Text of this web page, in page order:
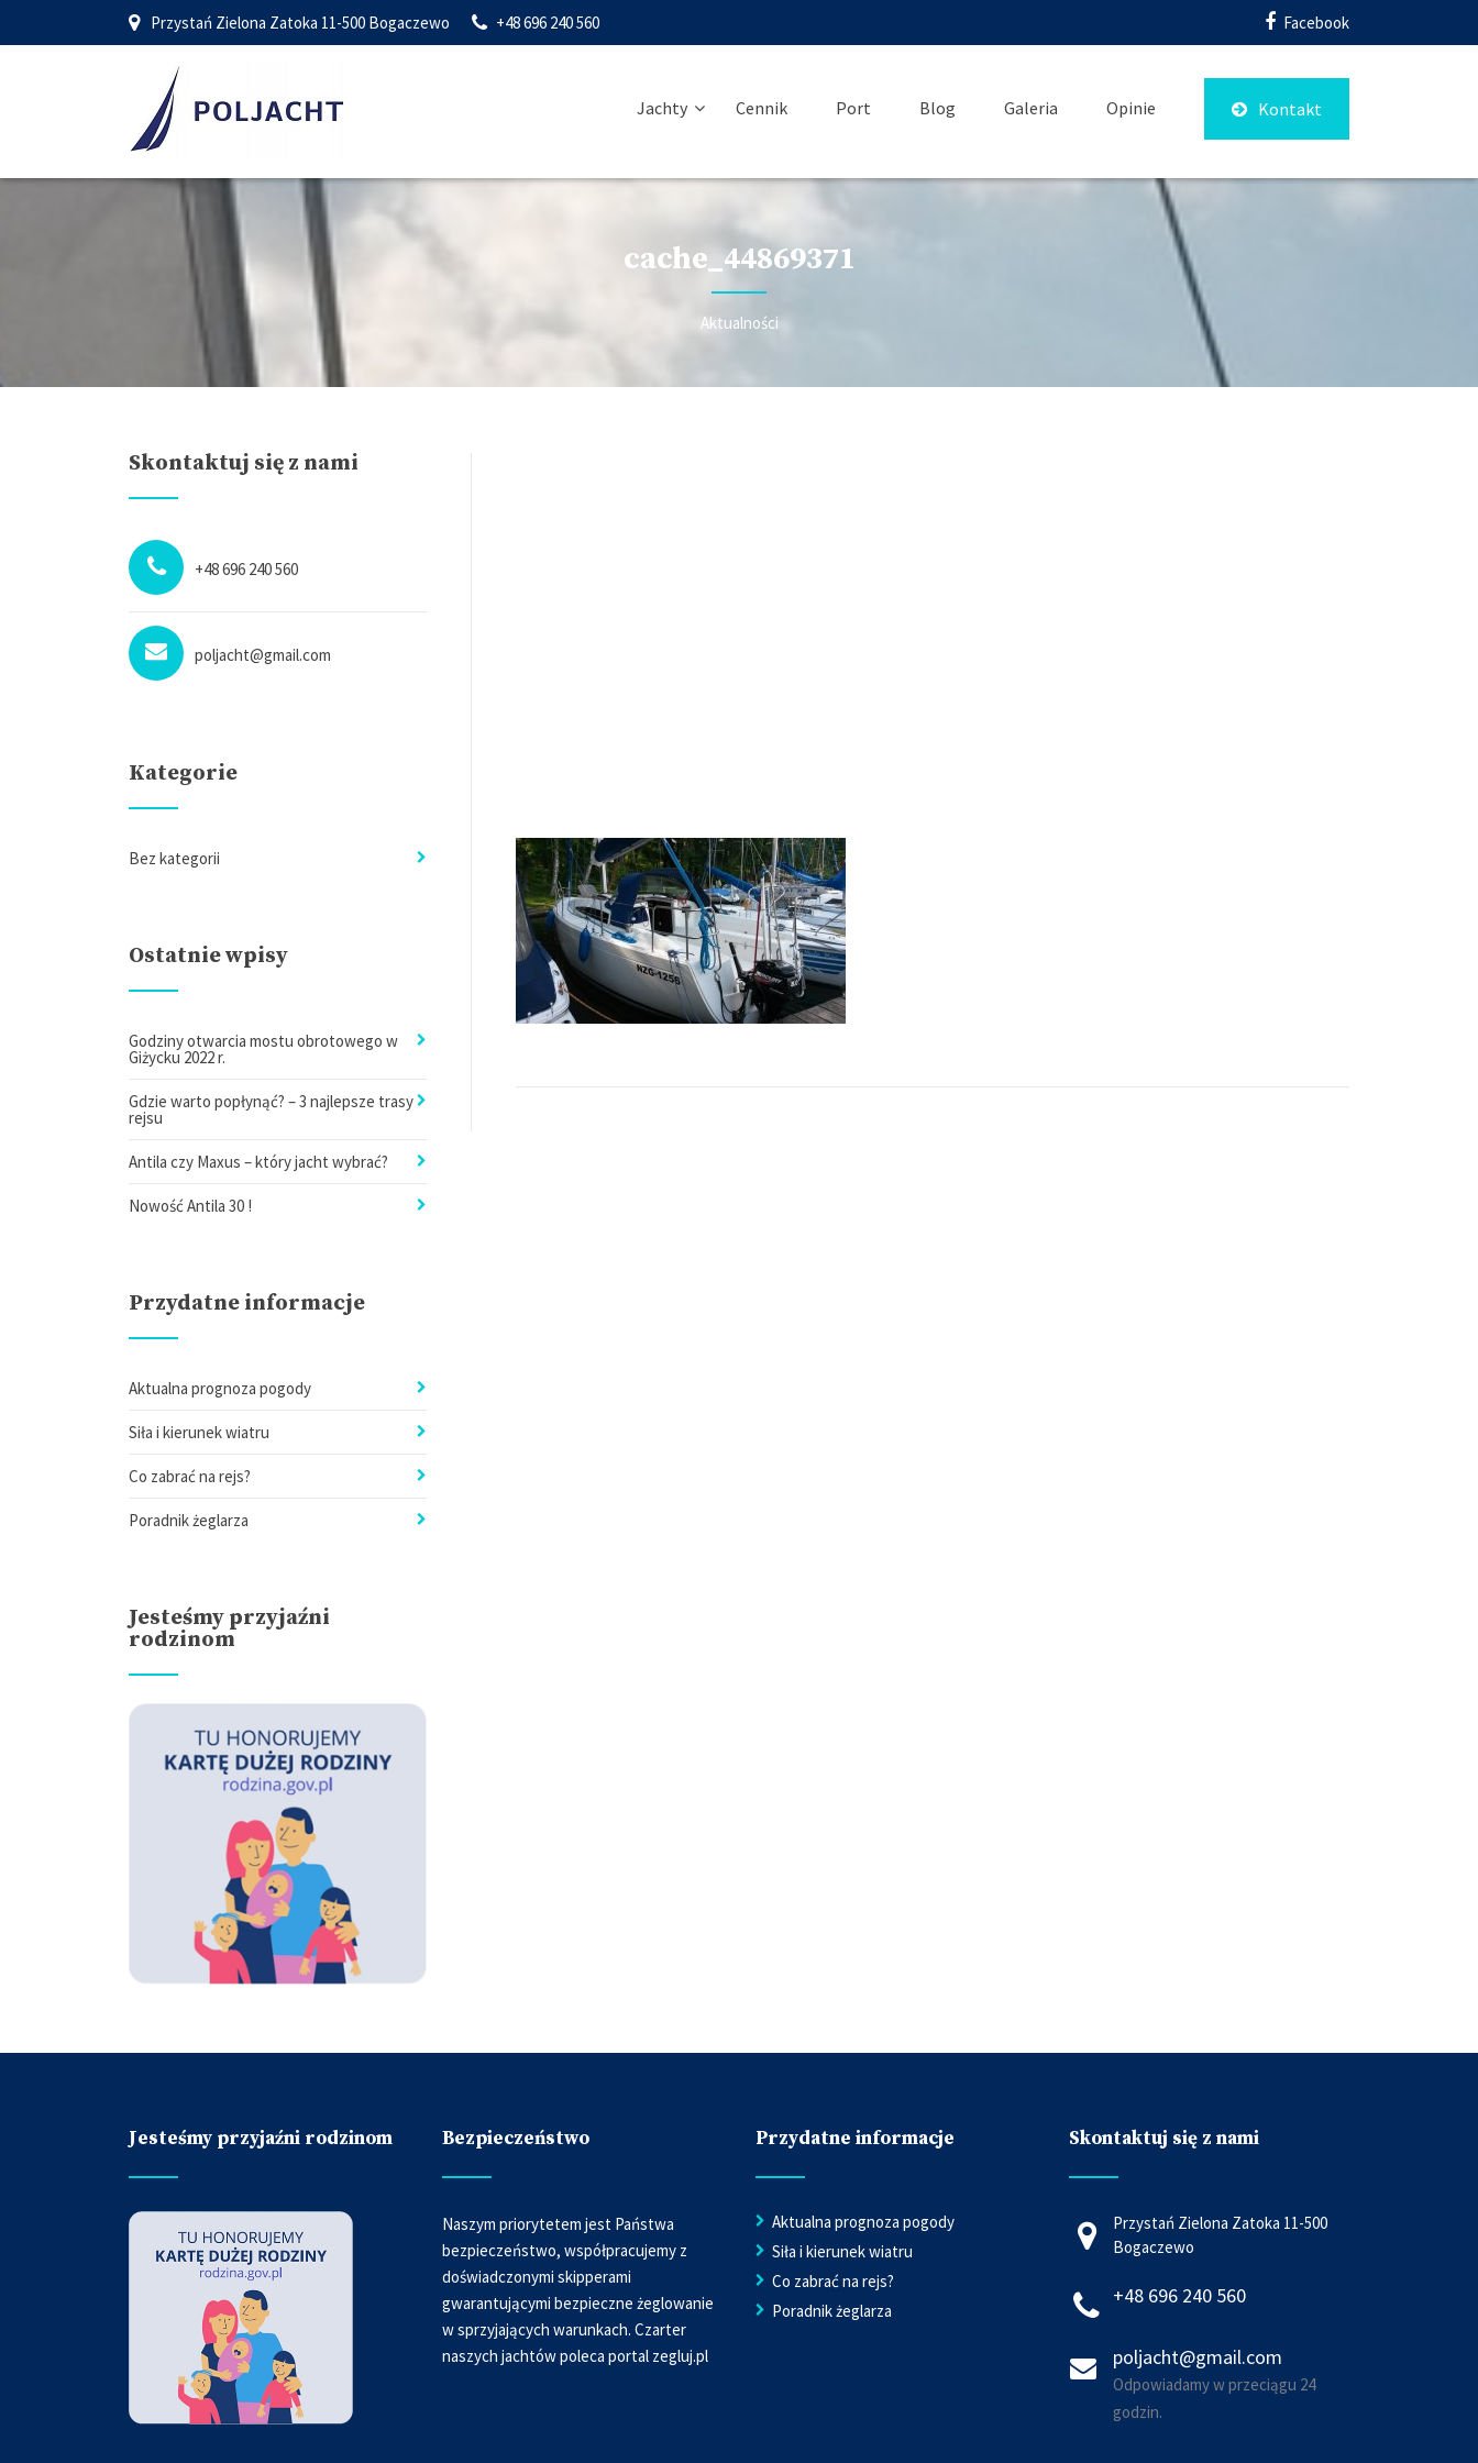
Przystań Zielona Zatoka 11-500 Bogaczewo +48 696 240 560 Facebook
Kontakt
Jachty Cennik Port Blog Galeria Opinie
cache_44869371
Aktualności
Skontaktuj się z nami
+48 696 240 560
poljacht@gmail.com
Kategorie
Bez kategorii
Ostatnie wpisy
Godziny otwarcia mostu obrotowego w
Giżycku 2022 r.
Gdzie warto popłynąć? – 3 najlepsze trasy
rejsu
Antila czy Maxus – który jacht wybrać?
Nowość Antila 30 !
Przydatne informacje
Aktualna prognoza pogody
Siła i kierunek wiatru
Co zabrać na rejs?
Poradnik żeglarza
Jesteśmy przyjaźni
rodzinom
Jesteśmy przyjaźni rodzinom Bezpieczeństwo
Naszym priorytetem jest Państwa
bezpieczeństwo, współpracujemy z
doświadczonymi skipperami
gwarantującymi bezpieczne żeglowanie
w sprzyjających warunkach. Czarter
naszych jachtów poleca portal zegluj.pl
Przydatne informacje
Aktualna prognoza pogody
Siła i kierunek wiatru
Co zabrać na rejs?
Poradnik żeglarza
Skontaktuj się z nami
Przystań Zielona Zatoka 11-500
Bogaczewo
+48 696 240 560
poljacht@gmail.com
Odpowiadamy w przeciągu 24
godzin.